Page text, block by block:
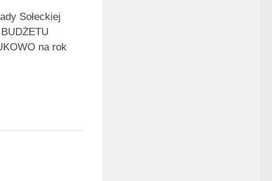
Sołeckiej
na rok